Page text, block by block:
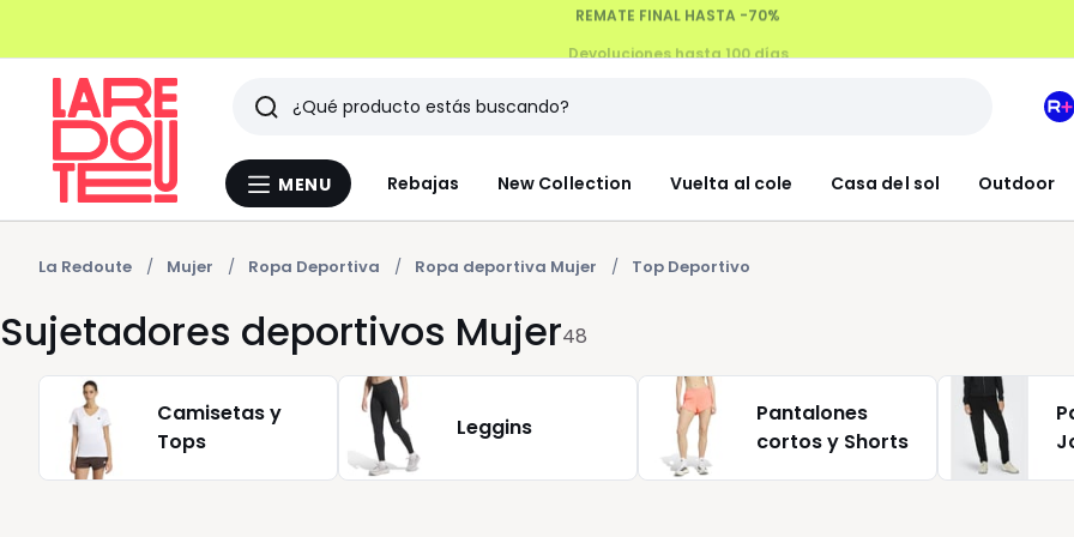
Devoluciones hasta 100 días
Menu
MENU Rebajas New Collection Vuelta al cole Casa del sol Outdoor
Buscar
Últimos
artículos
vistos
Mi
La Redoute Mujer Ropa Deportiva Ropa deportiva Mujer Top Deportivo
Sujetadores deportivos Mujer48
Camisetas y
Tops
Leggins
Pantalones
cortos y Shorts